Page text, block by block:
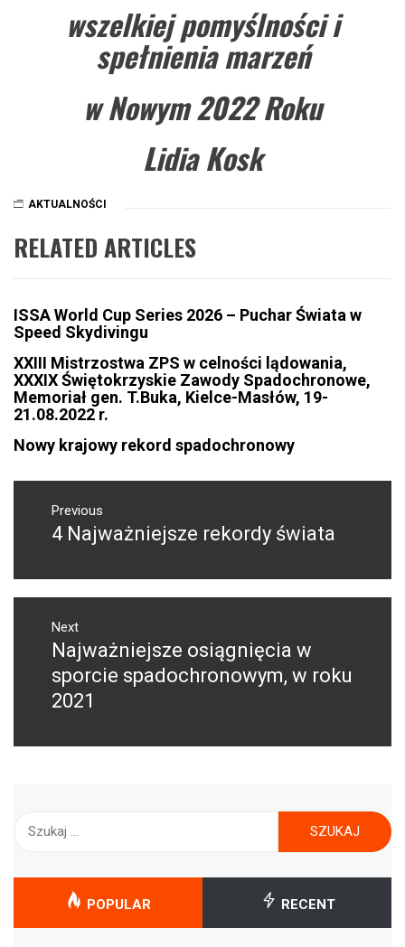
wszelkiej pomyślności i
spełnienia marzeń
w Nowym 2022 Roku
Lidia Kosk
AKTUALNOŚCI
RELATED ARTICLES
ISSA World Cup Series 2026 – Puchar Świata w
Speed Skydivingu
XXIII Mistrzostwa ZPS w celności lądowania,
XXXIX Świętokrzyskie Zawody Spadochronowe,
Memoriał gen. T.Buka, Kielce-Masłów, 19-
21.08.2022 r.
Nowy krajowy rekord spadochronowy
NAWIGACJA
WPISUPrevious
Previous
4 Najważniejsze rekordy świata
Next
Next
post:
Najważniejsze osiągnięcia w
sporcie spadochronowym, w roku
2021
POPULAR RECENT